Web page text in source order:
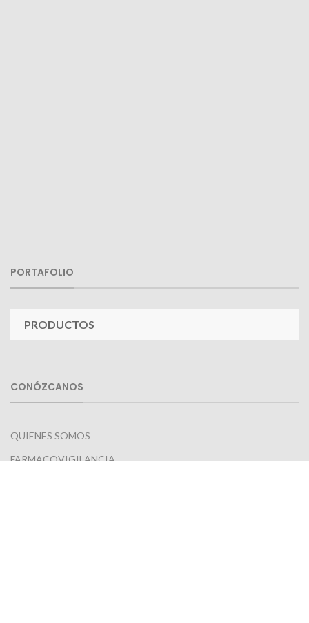
PORTAFOLIO
PRODUCTOS
CONÓZCANOS
QUIENES SOMOS
FARMACOVIGILANCIA